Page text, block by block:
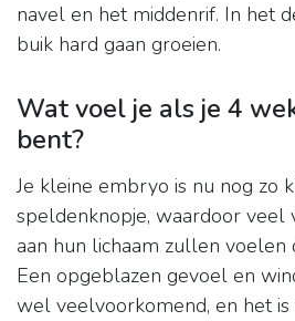
navel en het middenrif. In het
buik hard gaan groeien.
Wat voel je als je 4
bent?
Je kleine embryo is nu nog zo
speldenknopje, waardoor veel
aan hun lichaam zullen voelen
Een opgeblazen gevoel en
wel veelvoorkomend, en het